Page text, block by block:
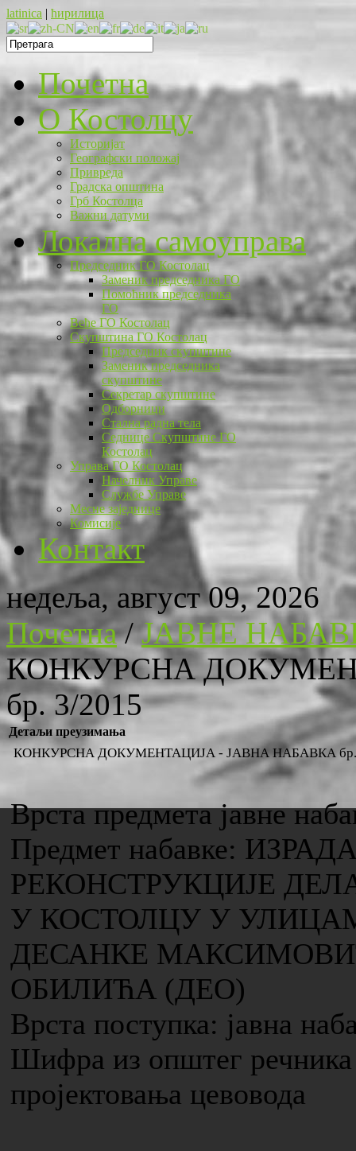
latinica | ћирилица
Почетна
O Костолцу
Историјат
Географски положај
Привреда
Градска општина
Грб Костолца
Важни датуми
Локална самоуправа
Председник ГО Костолац
Заменик председника ГО
Помоћник председника
ГО
Веће ГО Костолац
Скупштина ГО Костолац
Председник скупштине
Заменик председника
скупштине
Секретар скупштине
Одборници
Стална радна тела
Седнице Скупштине ГО
Костолац
Управа ГО Костолац
Начелник Управе
Службе Управе
Месне заједнице
Комисије
Контакт
недеља, август 09, 2026
Почетна/ЈАВНЕ
КОНКУРСНА
бр. 3/2015
Детаљи преузимања
КОНКУРСНА ДОКУМЕНТАЦИЈА - ЈАВНА НАБАВКА бр.
Врста предмета јавне
Предмет набавке:
РЕКОНСТРУКЦИЈЕ
У КОСТОЛЦУ У
ДЕСАНКЕ
ОБИЛИЋА (ДЕО)
Врста поступка: јавна
Шифра из општег речника
пројектовања цевовода